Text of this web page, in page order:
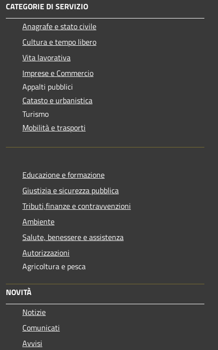
CATEGORIE DI SERVIZIO
Anagrafe e stato civile
Cultura e tempo libero
Vita lavorativa
Imprese e Commercio
Appalti pubblici
Catasto e urbanistica
Turismo
Mobilità e trasporti
Educazione e formazione
Giustizia e sicurezza pubblica
Tributi,finanze e contravvenzioni
Ambiente
Salute, benessere e assistenza
Autorizzazioni
Agricoltura e pesca
NOVITÀ
Notizie
Comunicati
Avvisi